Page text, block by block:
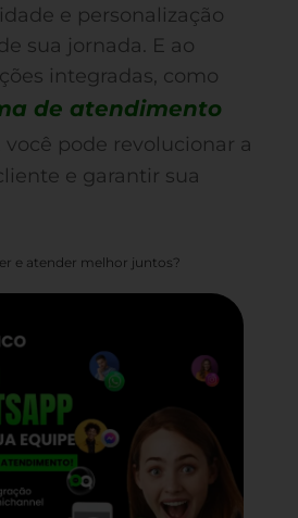
e personalização
sua jornada. E ao
integradas, como
de atendimento
você pode revolucionar a
e garantir sua
e atender melhor juntos?